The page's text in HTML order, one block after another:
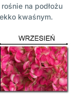
na podłożu
kwaśnym.